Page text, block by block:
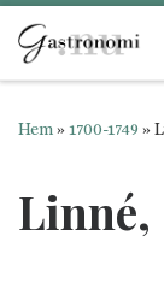
Hoppa till
Hem »1700-1749 »
Linné,